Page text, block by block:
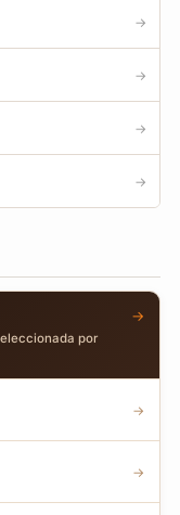
→
→
→
→
por
→
→
→